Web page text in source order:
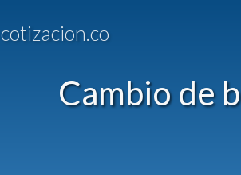
cotizacion.co
Cambio de